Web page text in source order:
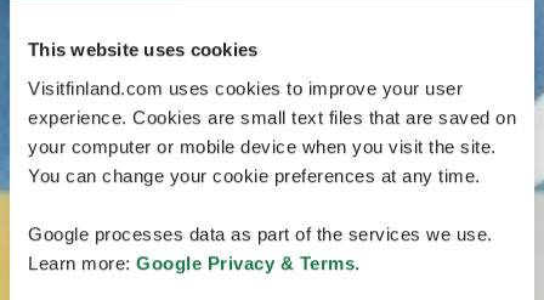
This website uses cookies
Visitfinland.com uses cookies to improve your user
experience. Cookies are small text files that are saved on
your computer or mobile device when you visit the site.
You can change your cookie preferences at any time.
Google processes data as part of the services we use.
Learn more: Google Privacy & Terms.